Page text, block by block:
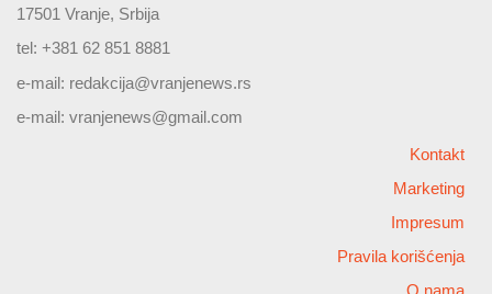
17501 Vranje, Srbija
tel: +381 62 851 8881
e-mail: redakcija@vranjenews.rs
e-mail: vranjenews@gmail.com
Kontakt
Marketing
Impresum
Pravila korišćenja